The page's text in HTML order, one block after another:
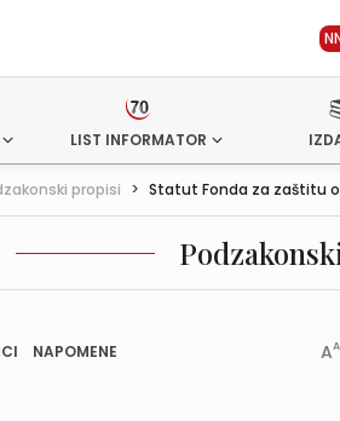
LIST INFORMATOR
propisi > Statut Fonda za zaštitu
NAPOMENE AA